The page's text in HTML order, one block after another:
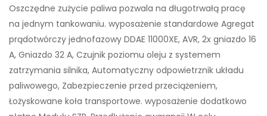
Oszczędne zużycie paliwa pozwala na długotrwałą pracę
na jednym tankowaniu. wyposażenie standardowe Agregat
prądotwórczy jednofazowy DDAE 11000XE, AVR, 2x gniazdo 16
A, Gniazdo 32 A, Czujnik poziomu oleju z systemem
zatrzymania silnika, Automatyczny odpowietrznik układu
paliwowego, Zabezpieczenie przed przeciążeniem,
Łożyskowane koła transportowe. wyposażenie dodatkowo